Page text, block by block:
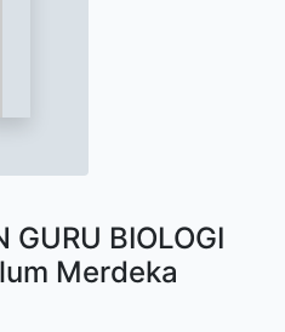
GURU BIOLOGI
Merdeka